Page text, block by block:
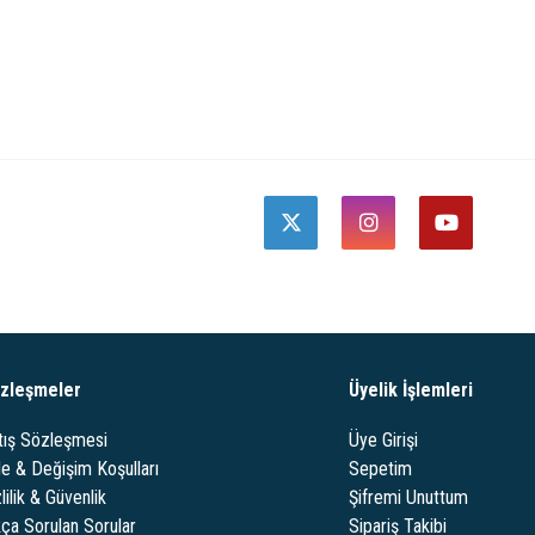
Sözleşmesi
& Değişim Koşulları
& Güvenlik
Sorulan Sorular
Üyelik İşlemleri
Üye Girişi
Sepetim
Şifremi Unuttum
Sipariş Takibi